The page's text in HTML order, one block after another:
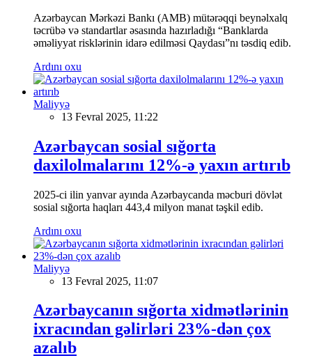
Azərbaycan Mərkəzi Bankı (AMB) mütərəqqi beynəlxalq
təcrübə və standartlar əsasında hazırladığı “Banklarda
əməliyyat risklərinin idarə edilməsi Qaydası”nı təsdiq edib.
Ardını oxu
Maliyyə
13 Fevral 2025, 11:22
Azərbaycan sosial sığorta
daxilolmalarını 12%-ə yaxın artırıb
2025-ci ilin yanvar ayında Azərbaycanda məcburi dövlət
sosial sığorta haqları 443,4 milyon manat təşkil edib.
Ardını oxu
Maliyyə
13 Fevral 2025, 11:07
Azərbaycanın sığorta xidmətlərinin
ixracından gəlirləri 23%-dən çox
azalıb